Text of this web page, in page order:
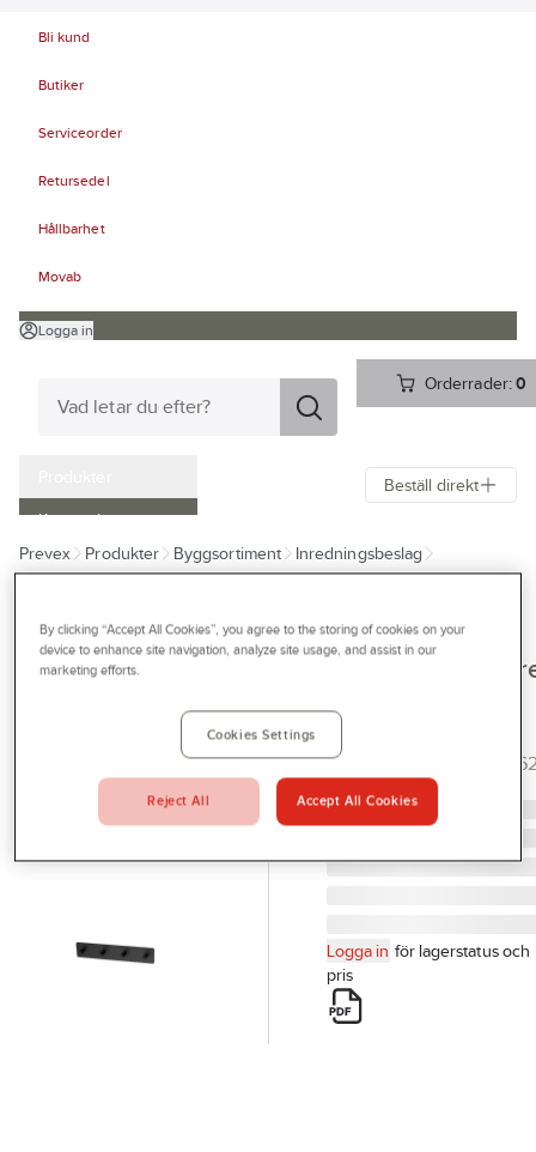
Bli kund
Butiker
Serviceorder
Retursedel
Hållbarhet
Movab
Logga in
Orderrader:0
Kampanjer
Outlet
Bli kund
Profilshop
Serviceverkstad
Företagsprofilering
Beställ direkt
Prevex Produkter Byggsortiment
Inredningsbeslag
HABO
Habo Flair
50X260MM HABO
86659965
Logga in för lagerstatus och
pris
By clicking “Accept All Cookies”, you agree to the storing of cookies on your
device to enhance site navigation, analyze site usage, and assist in our
marketing efforts.
Cookies Settings
Reject All Accept All Cookies